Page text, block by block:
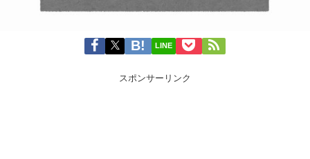
LINE
スポンサーリンク